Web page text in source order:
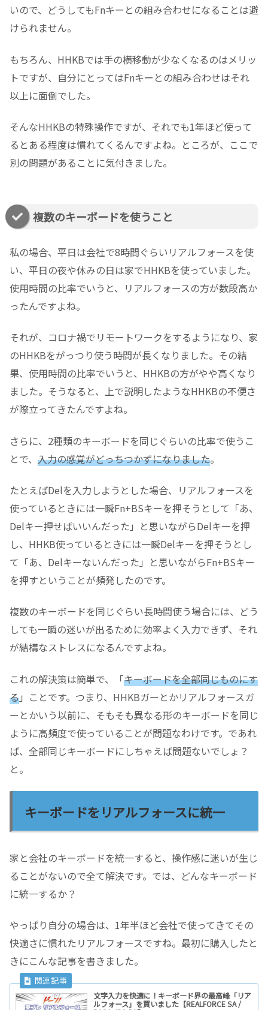
いので、どうしてもFnキーとの組み合わせになることは避
けられません。
もちろん、HHKBでは手の横移動が少なくなるのはメリッ
トですが、自分にとってはFnキーとの組み合わせはそれ
以上に面倒でした。
そんなHHKBの特殊操作ですが、それでも1年ほど使って
るとある程度は慣れてくるんですよね。ところが、ここで
別の問題があることに気付きました。
複数のキーボードを使うこと
私の場合、平日は会社で8時間ぐらいリアルフォースを使
い、平日の夜や休みの日は家でHHKBを使っていました。
使用時間の比率でいうと、リアルフォースの方が数段高か
ったんですよね。
それが、コロナ禍でリモートワークをするようになり、家
のHHKBをがっつり使う時間が長くなりました。その結
果、使用時間の比率でいうと、HHKBの方がやや高くなり
ました。そうなると、上で説明したようなHHKBの不便さ
が際立ってきたんですよね。
さらに、2種類のキーボードを同じぐらいの比率で使うこ
とで、 入力の感覚がどっちつかずになりました。
たとえばDelを入力しようとした場合、リアルフォースを
使っているときには一瞬Fn+BSキーを押そうとして「あ、
Delキー押せばいいんだった」と思いながらDelキーを押
し、HHKB使っているときには一瞬Delキーを押そうとし
て「あ、Delキーないんだった」と思いながらFn+BSキー
を押すということが頻発したのです。
複数のキーボードを同じぐらい長時間使う場合には、どう
しても一瞬の迷いが出るために効率よく入力できず、それ
が結構なストレスになるんですよね。
これの解決策は簡単で、「キーボードを全部同じものにす
る」ことです。つまり、HHKBガーとかリアルフォースガ
ーとかいう以前に、そもそも異なる形のキーボードを同じ
ように高頻度で使っていることが問題なわけです。であれ
ば、全部同じキーボードにしちゃえば問題ないでしょ？
と。
キーボードをリアルフォースに統一
家と会社のキーボードを統一すると、操作感に迷いが生じ
ることがないので全て解決です。では、どんなキーボード
に統一するか？
やっぱり自分の場合は、1年半ほど会社で使ってきてその
快適さに慣れたリアルフォースですね。最初に購入したと
きにこんな記事を書きました。
文字入力を快適に！キーボード界の最高峰「リア
ルフォース」を買いました【REALFORCE SA /